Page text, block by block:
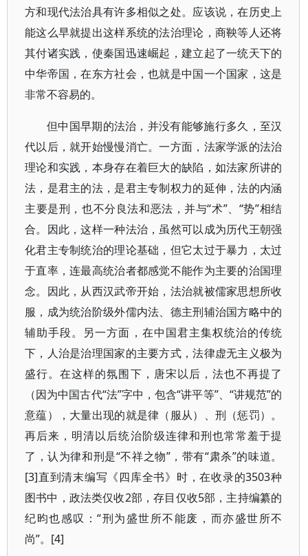
方和现代法治具有许多相似之处。应该说，在历史上
能这么早就提出这样系统的法治理论，商鞅等人还将
其付诸实践，使秦国迅速崛起，建立起了一统天下的
中华帝国，在东方社会，也就是中国一个国家，这是
非常不容易的。
但中国早期的法治，并没有能够施行多久，至汉
代以后，就开始慢慢消亡。一方面，法家学派的法治
理论和实践，本身存在着巨大的缺陷，如法家所讲的
法，是君主的法，是君主专制权力的延伸，法的内涵
主要是刑，也不分良法和恶法，并与“术”、“势”相结
合。因此，这样一种法治，虽然可以成为历代王朝强
化君主专制统治的理论基础，但它太过于暴力，太过
于直率，连最高统治者都感觉不能作为主要的治国理
念。因此，从西汉武帝开始，法治就被儒家思想所收
服，成为统治阶级外儒内法、德主刑辅治国方略中的
辅助手段。另一方面，在中国君主集权统治的传统
下，人治是治理国家的主要方式，法律虚无主义极为
盛行。在这样的氛围下，唐宋以后，法也不再提了
（因为中国古代“法”字中，包含“讲平等”、“讲规范”的
意蕴），大量出现的就是律（服从）、刑（惩罚）。
再后来，明清以后统治阶级连律和刑也常常羞于提
了，认为律和刑是“不祥之物”，带有“肃杀”的味道。
[3]直到清末编写《四库全书》时，在收录的3503种
图书中，政法类仅收2部，存目仅收5部，主持编纂的
纪昀也感叹：“刑为盛世所不能废，而亦盛世所不
尚”。[4]